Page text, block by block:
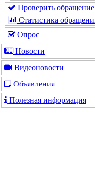
Проверить обращение
Статистика
Опрос
Новости
Видеоновости
Объявления
Полезная информация